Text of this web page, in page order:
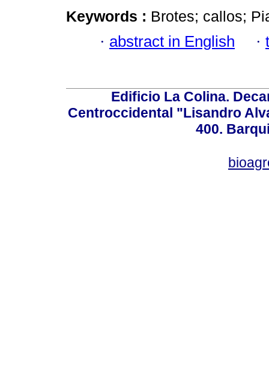
Keywords : Brotes; callos;
· abstract in English ·
Edificio La Colina.
Centroccidental "Lisandro
400.